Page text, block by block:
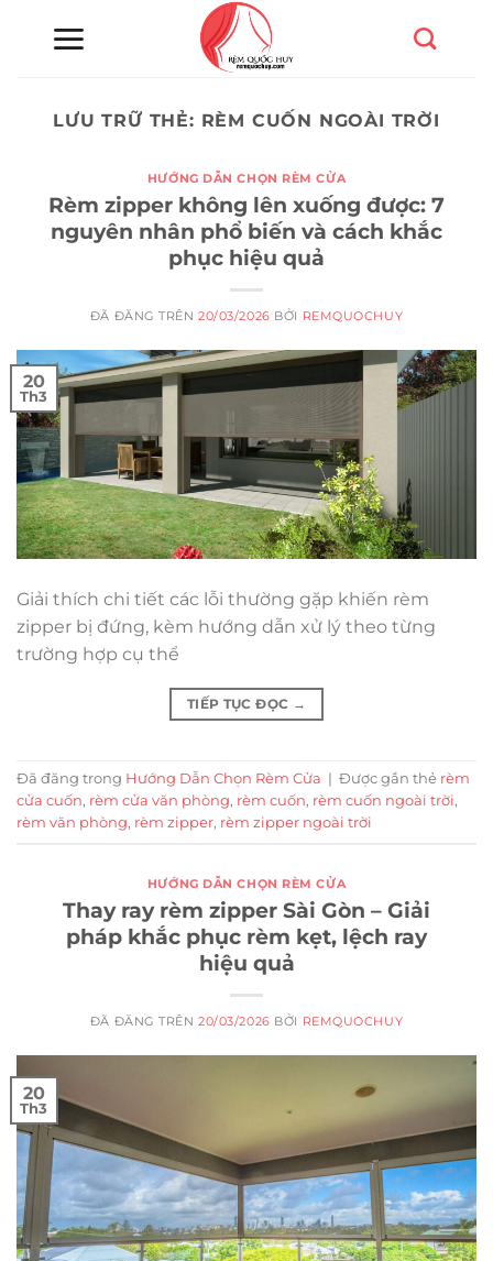
LƯU TRỮ THẺ: RÈM CUỐN NGOÀI TRỜI
HƯỚNG DẪN CHỌN RÈM CỬA
Rèm zipper không lên xuống được: 7
nguyên nhân phổ biến và cách khắc
phục hiệu quả
ĐÃ ĐĂNG TRÊN20/03/2026 BỞI REMQUOCHUY
20
Th3
Giải thích chi tiết các lỗi thường gặp khiến rèm
zipper bị đứng, kèm hướng dẫn xử lý theo từng
trường hợp cụ thể
TIẾP TỤC ĐỌC →
Đã đăng trong Hướng Dẫn Chọn Rèm Cửa | Được gắn thẻ rèm
cửa cuốn, rèm cửa văn phòng, rèm cuốn, rèm cuốn ngoài trời,
rèm văn phòng, rèm zipper, rèm zipper ngoài trời
HƯỚNG DẪN CHỌN RÈM CỬA
Thay ray rèm zipper Sài Gòn – Giải
pháp khắc phục rèm kẹt, lệch ray
hiệu quả
ĐÃ ĐĂNG TRÊN20/03/2026 BỞI REMQUOCHUY
20
Th3